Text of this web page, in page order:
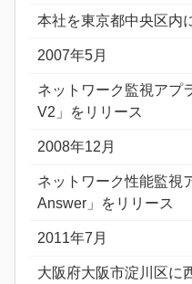
本社を東京都中央区内
2007年5月
ネットワーク監視アプ
V2」をリリース
2008年12月
ネットワーク性能監視
Answer」をリリース
2011年7月
大阪府大阪市淀川区に